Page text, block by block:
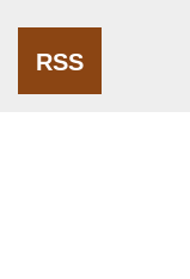
RSS